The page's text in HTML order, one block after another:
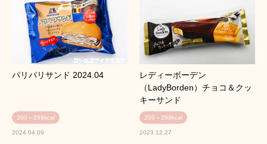
パリパリサンド 2024.04
200～299kcal
2024.04.09
レディーボーデン
（LadyBorden）チョコ＆クッ
キーサンド
200～299kcal
2023.12.27